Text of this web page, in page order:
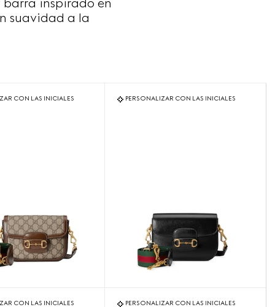
barra inspirado en
suavidad a la
CON LAS INICIALES PERSONALIZAR CON LAS INICIALES
CON LAS INICIALES PERSONALIZAR CON LAS INICIALES